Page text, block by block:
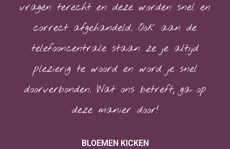
vragen terecht en deze worden snel en
correct afgehandeld. Ook aan de
telefooncentrale staan ze je altijd
plezierig te woord en word je snel
doorverbonden. Wat ons betreft; ga op
deze manier door!
BLOEMEN KICKEN